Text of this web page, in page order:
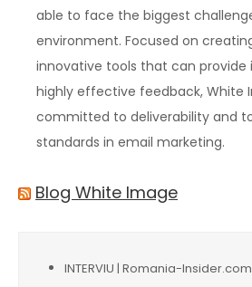
able to face the biggest
environment. Focused on
innovative tools that can provide
highly effective feedback, White
committed to deliverability and
standards in email marketing.
Blog White Image
INTERVIU | Romania-